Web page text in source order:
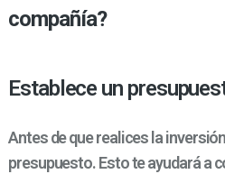
compañía?
Establece un
Antes de que realices la
presupuesto. Esto te ayudará a